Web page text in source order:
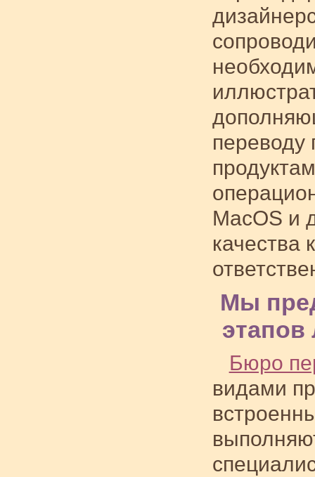
переводу
MacOS и
качества
Мы
этапов
Бюро
видами